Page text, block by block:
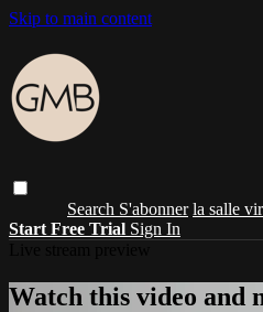
Skip to main content
Search S'abonner la salle
Start Free Trial Sign In
Watch this video and